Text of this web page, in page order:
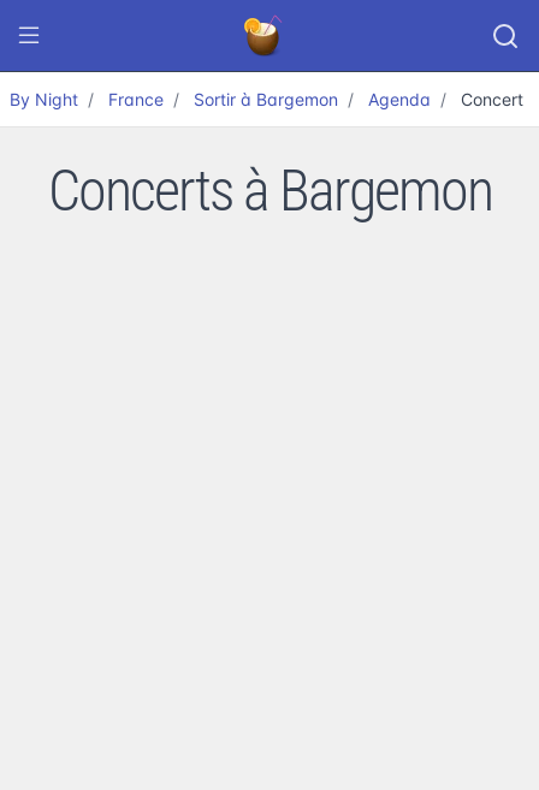
By Night France Sortir à Bargemon Agenda Concert
Concerts à Bargemon